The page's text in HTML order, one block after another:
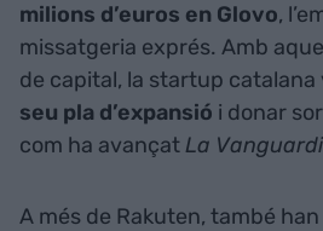
milions d’euros en Glovo,
missatgeria exprés. Amb
de capital, la startup catalana
seu pla d’expansió i donar
com ha avançatLa
A més de Rakuten, també